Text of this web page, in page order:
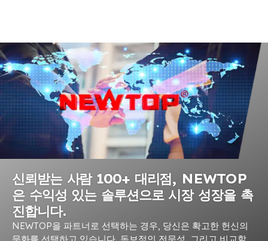
신뢰받는 사람 100+ 대리점, NEWTOP
은 수익성 있는 솔루션으로 시장 성장을 촉
진합니다.
NEWTOP을 파트너로 선택하는 경우, 당신은 확고한 헌신의
문화를 선택하고 있습니다, 독보적인 전문성, 그리고 비교할